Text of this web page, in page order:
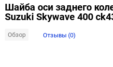
Шайба оси заднего
Suzuki Skywave 400
Обзор Отзывы (0)